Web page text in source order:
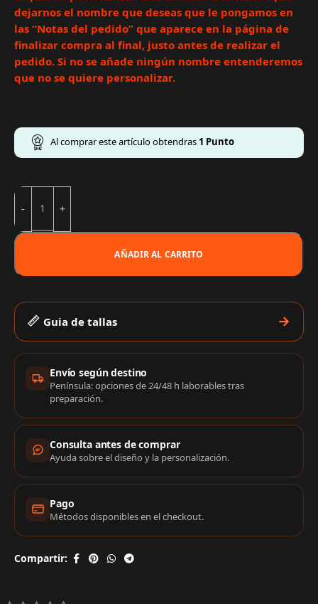
dejarnos el nombre que deseas que le pongamos en
las “Notas del pedido” que aparece en la página de
finalizar compra al final, justo antes de realizar el
pedido. Si no se añade ningún nombre entenderemos
que no se quiere personalizar.
Al comprar este artículo obtendras 1 Punto
AÑADIR AL CARRITO
Guia de tallas
Información de compra
Envío según destino
Península: opciones de 24/48 h laborables tras
preparación.
Consulta antes de comprar
Ayuda sobre el diseño y la personalización.
Pago
Métodos disponibles en el checkout.
Compartir: